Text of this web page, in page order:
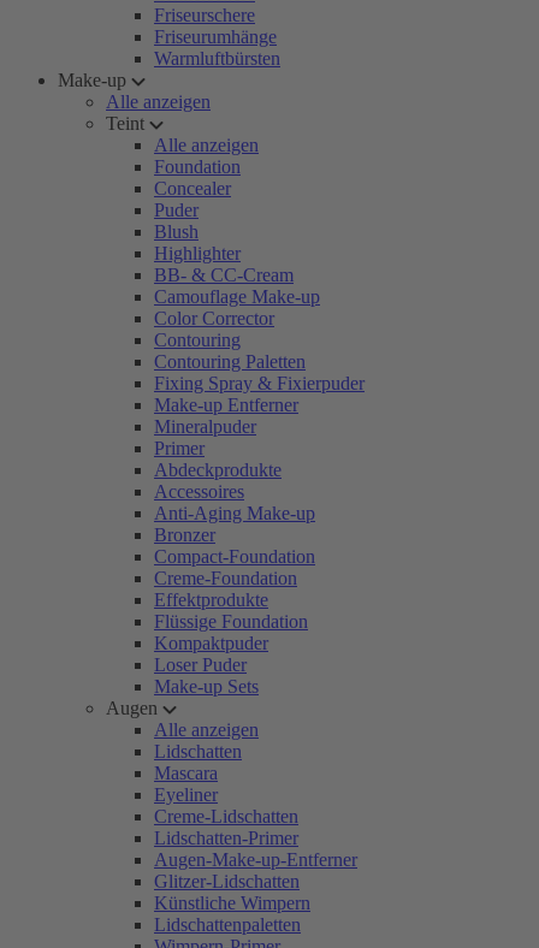
Friseurschere
Friseurumhänge
Warmluftbürsten
Make-up
Alle anzeigen
Teint
Alle anzeigen
Foundation
Concealer
Puder
Blush
Highlighter
BB- & CC-Cream
Camouflage Make-up
Color Corrector
Contouring
Contouring Paletten
Fixing Spray & Fixierpuder
Make-up Entferner
Mineralpuder
Primer
Abdeckprodukte
Accessoires
Anti-Aging Make-up
Bronzer
Compact-Foundation
Creme-Foundation
Effektprodukte
Flüssige Foundation
Kompaktpuder
Loser Puder
Make-up Sets
Augen
Alle anzeigen
Lidschatten
Mascara
Eyeliner
Creme-Lidschatten
Lidschatten-Primer
Augen-Make-up-Entferner
Glitzer-Lidschatten
Künstliche Wimpern
Lidschattenpaletten